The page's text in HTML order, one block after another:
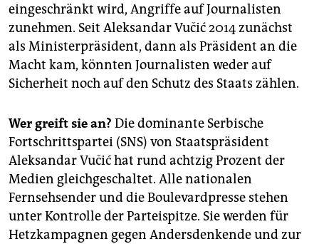
eingeschränkt wird, Angriffe auf Journalisten
zunehmen. Seit Aleksandar Vučić 2014 zunächst
als Ministerpräsident, dann als Präsident an die
Macht kam, könnten Journalisten weder auf
Sicherheit noch auf den Schutz des Staats zählen.
Wer greift sie an? Die dominante Serbische
Fortschrittspartei (SNS) von Staatspräsident
Aleksandar Vučić hat rund achtzig Prozent der
Medien gleichgeschaltet. Alle nationalen
Fernsehsender und die Boulevardpresse stehen
unter Kontrolle der Parteispitze. Sie werden für
Hetzkampagnen gegen Andersdenkende und zur